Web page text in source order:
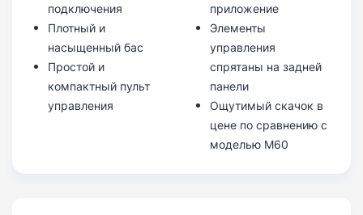
подключения
Плотный и
насыщенный бас
Простой и
компактный пульт
управления
приложение
Элементы
управления
спрятаны на задней
панели
Ощутимый скачок в
цене по сравнению с
моделью M60